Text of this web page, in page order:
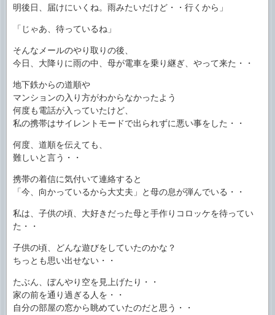
明後日、届けにいくね。雨みたいだけど・・行くから」
「じゃあ、待っているね」
そんなメールのやり取りの後、
今日、大降りに雨の中、母が電車を乗り継ぎ、やって来た・・
地下鉄からの道順や
マンションの入り方がわからなかったよう
何度も電話が入っていたけど、
私の携帯はサイレントモードで出られずに悪い事をした・・
何度、道順を伝えても、
難しいと言う・・
携帯の着信に気付いて連絡すると
「今、向かっているから大丈夫」と母の息が弾んでいる・・
私は、子供の頃、大好きだった母と手作りコロッケを待ってい
た・・
子供の頃、どんな遊びをしていたのかな？
ちっとも思い出せない・・
たぶん、ぼんやり空を見上げたり・・
家の前を通り過ぎる人を・・
自分の部屋の窓から眺めていたのだと思う・・